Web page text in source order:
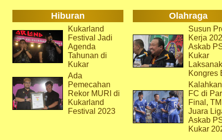
Hiburan Olahraga
Kukarland
Festival Jadi
Agenda
Tahunan di
Kukar
Ada
Pemecahan
Rekor MURI di
Kukarland
Festival 2023
Susun
Kerja
Askab
Kukar
Kongres
FC di
Final,
Juara
Askab
Kukar